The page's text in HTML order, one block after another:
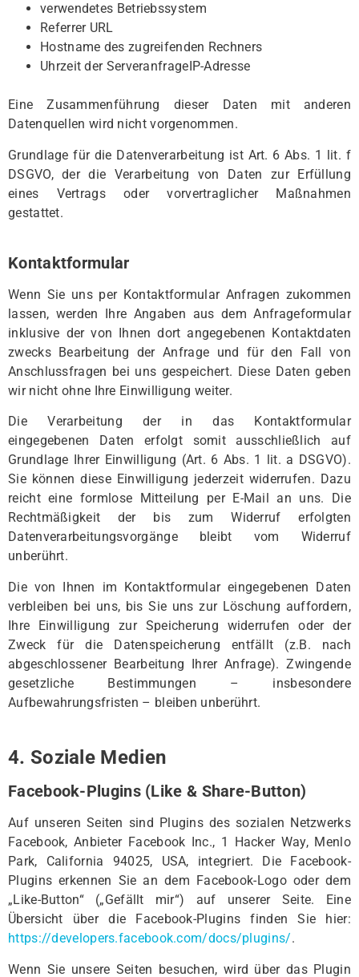
verwendetes Betriebssystem
Referrer URL
Hostname des zugreifenden Rechners
Uhrzeit der ServeranfrageIP-Adresse
Eine Zusammenführung dieser Daten mit anderen
Datenquellen wird nicht vorgenommen.
Grundlage für die Datenverarbeitung ist Art. 6 Abs. 1 lit. f
DSGVO, der die Verarbeitung von Daten zur Erfüllung
eines Vertrags oder vorvertraglicher Maßnahmen
gestattet.
Kontaktformular
Wenn Sie uns per Kontaktformular Anfragen zukommen
lassen, werden Ihre Angaben aus dem Anfrageformular
inklusive der von Ihnen dort angegebenen Kontaktdaten
zwecks Bearbeitung der Anfrage und für den Fall von
Anschlussfragen bei uns gespeichert. Diese Daten geben
wir nicht ohne Ihre Einwilligung weiter.
Die Verarbeitung der in das Kontaktformular
eingegebenen Daten erfolgt somit ausschließlich auf
Grundlage Ihrer Einwilligung (Art. 6 Abs. 1 lit. a DSGVO).
Sie können diese Einwilligung jederzeit widerrufen. Dazu
reicht eine formlose Mitteilung per E-Mail an uns. Die
Rechtmäßigkeit der bis zum Widerruf erfolgten
Datenverarbeitungsvorgänge bleibt vom Widerruf
unberührt.
Die von Ihnen im Kontaktformular eingegebenen Daten
verbleiben bei uns, bis Sie uns zur Löschung auffordern,
Ihre Einwilligung zur Speicherung widerrufen oder der
Zweck für die Datenspeicherung entfällt (z.B. nach
abgeschlossener Bearbeitung Ihrer Anfrage). Zwingende
gesetzliche Bestimmungen – insbesondere
Aufbewahrungsfristen – bleiben unberührt.
4. Soziale Medien
Facebook-Plugins (Like & Share-Button)
Auf unseren Seiten sind Plugins des sozialen Netzwerks
Facebook, Anbieter Facebook Inc., 1 Hacker Way, Menlo
Park, California 94025, USA, integriert. Die Facebook-
Plugins erkennen Sie an dem Facebook-Logo oder dem
„Like-Button“ („Gefällt mir“) auf unserer Seite. Eine
Übersicht über die Facebook-Plugins finden Sie hier:
https://developers.facebook.com/docs/plugins/.
Wenn Sie unsere Seiten besuchen, wird über das Plugin